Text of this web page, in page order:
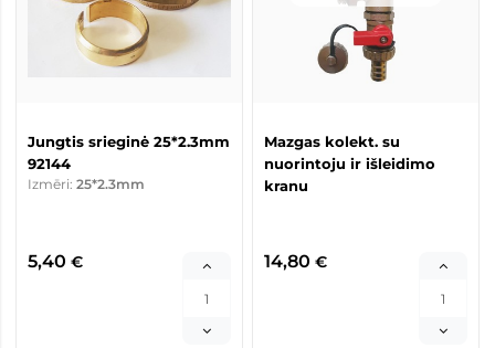
Jungtis srieginė 25*2.3mm
92144
Izmēri: 25*2.3mm
5,40 €
Mazgas kolekt. su
nuorintoju ir išleidimo
kranu
14,80 €